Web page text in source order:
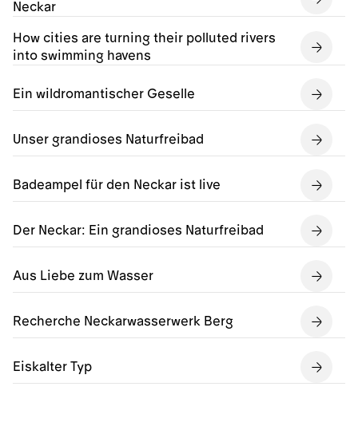
Neckar
How cities are turning their polluted rivers
into swimming havens
Ein wildromantischer Geselle
Unser grandioses Naturfreibad
Badeampel für den Neckar ist live
Der Neckar: Ein grandioses Naturfreibad
Aus Liebe zum Wasser
Recherche Neckarwasserwerk Berg
Eiskalter Typ